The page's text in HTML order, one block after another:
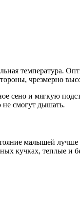
температура.
чрезмерно
сено и мягкую
не смогут дышать.
малышей
кучках, теплые и